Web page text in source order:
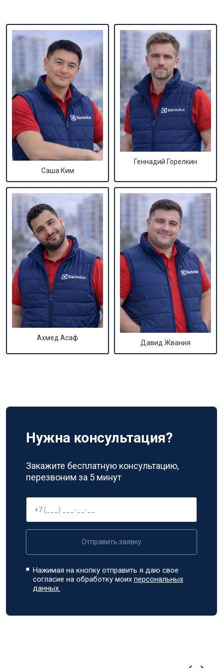
Саша Ким
Геннадий Горелкин
Ахмед Асаф
Давид Жвания
Нужна консультация?
Закажите бесплатную консультацию,
перезвоним за 5 минут
Отправить заявку
Нажимая на кнопку отправить я даю свое
согласие на обработку моихперсональных
данных.